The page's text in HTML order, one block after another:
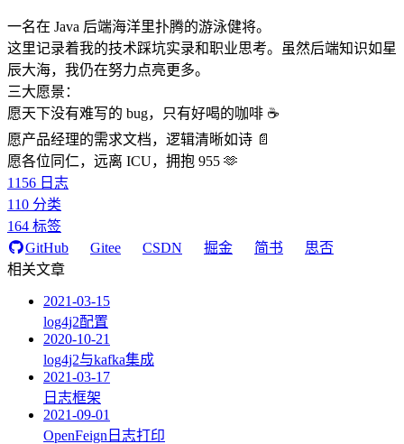
一名在 Java 后端海洋里扑腾的游泳健将。
这里记录着我的技术踩坑实录和职业思考。虽然后端知识如星
辰大海，我仍在努力点亮更多。
三大愿景：
愿天下没有难写的 bug，只有好喝的咖啡 ☕️
愿产品经理的需求文档，逻辑清晰如诗 📄
愿各位同仁，远离 ICU，拥抱 955 🫶
1156 日志
110 分类
164 标签
GitHub
Gitee CSDN 掘金 简书
思否
相关文章
2021-03-15
log4j2配置
2020-10-21
log4j2与kafka集成
2021-03-17
日志框架
2021-09-01
OpenFeign日志打印